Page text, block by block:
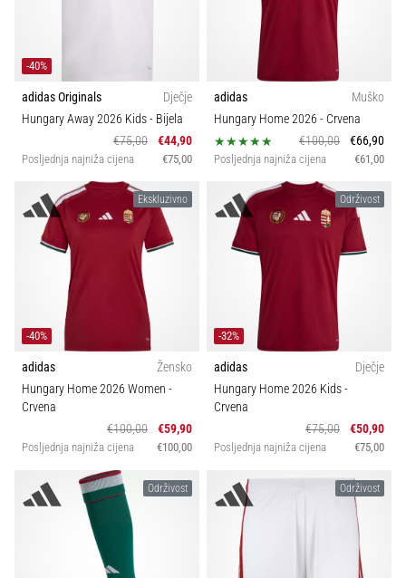
sportske
1 min. čitanja
Play
More
Victories
za
ženski
2025
službenim
dresovima
kopačkama
Klubovi
Kolekcija
Kroj
Karakteristike
Održivost
Svojstva
-40%
adidas Originals
Dječje
Hungary Away 2026 Kids- Bijela
€75,00
€44,90
Posljednja najniža cijena €75,00
adidas
Muško
Hungary Home 2026 - Crvena
€100,00
€66,90
Posljednja najniža cijena €61,00
Ekskluzivno
-40%
adidas
Žensko
Hungary Home 2026 Women -
Crvena
€100,00
€59,90
Posljednja najniža cijena €100,00
Održivost
-32%
adidas
Dječje
Hungary Home 2026 Kids-
Crvena
€75,00
€50,90
Posljednja najniža cijena €75,00
Održivost Održivost